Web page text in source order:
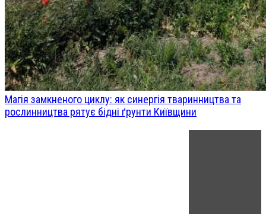
Магія замкненого циклу: як синергія тваринництва та
рослинництва рятує бідні ґрунти Київщини